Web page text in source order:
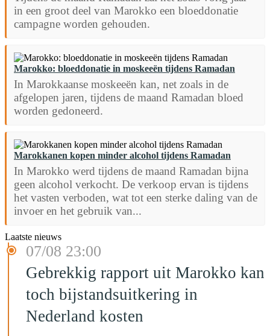
in een groot deel van Marokko een bloeddonatie
campagne worden gehouden.
Marokko: bloeddonatie in moskeeën tijdens Ramadan
In Marokkaanse moskeeën kan, net zoals in de
afgelopen jaren, tijdens de maand Ramadan bloed
worden gedoneerd.
Marokkanen kopen minder alcohol tijdens Ramadan
In Marokko werd tijdens de maand Ramadan bijna
geen alcohol verkocht. De verkoop ervan is tijdens
het vasten verboden, wat tot een sterke daling van de
invoer en het gebruik van...
Laatste nieuws
07/08 23:00
Gebrekkig rapport uit Marokko kan
toch bijstandsuitkering in
Nederland kosten